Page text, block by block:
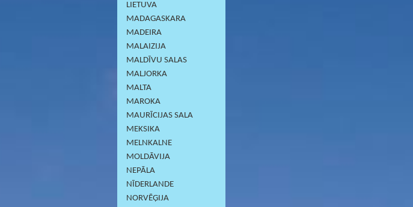
LIETUVA
MADAGASKARA
MADEIRA
MALAIZIJA
MALDĪVU SALAS
MALJORKA
MALTA
MAROKA
MAURĪCIJAS SALA
MEKSIKA
MELNKALNE
MOLDĀVIJA
NEPĀLA
NĪDERLANDE
NORVĒĢIJA